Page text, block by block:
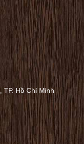
TP. Hồ Chí Minh